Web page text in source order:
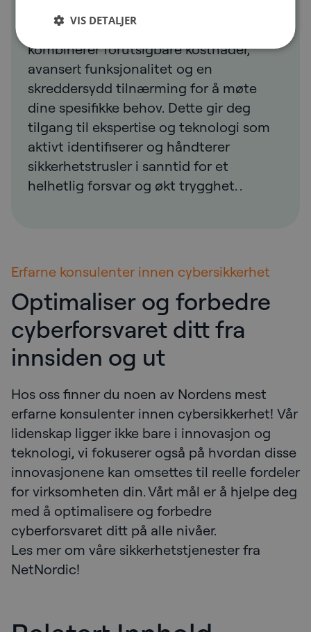
virksomhetens sikkerhet. Vår tjeneste
kombinerer forutsigbare kostnader,
avansert funksjonalitet og en
skreddersydd tilnærming for å møte
dine spesifikke behov. Dette gir deg
tilgang til ekspertise og teknologi som
aktivt identifiserer og håndterer
sikkerhetstrusler i sanntid for et
helhetlig forsvar og økt trygghet. .
Erfarne konsulenter innen cybersikkerhet
Optimaliser og forbedre
cyberforsvaret ditt fra
innsiden og ut
Hos oss finner du noen av Nordens mest
erfarne konsulenter innen cybersikkerhet! Vår
lidenskap ligger ikke bare i innovasjon og
teknologi, vi fokuserer også på hvordan disse
innovasjonene kan omsettes til reelle fordeler
for virksomheten din. Vårt mål er å hjelpe deg
med å optimalisere og forbedre
cyberforsvaret ditt på alle nivåer.
Les mer om våre sikkerhetstjenester fra
NetNordic!
VIS DETALJER